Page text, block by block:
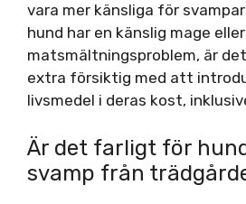
vara mer känsliga för
hund har en känslig mage
matsmältningsproblem, är
extra försiktig med att
livsmedel i deras kost,
Är det farligt för
svamp från